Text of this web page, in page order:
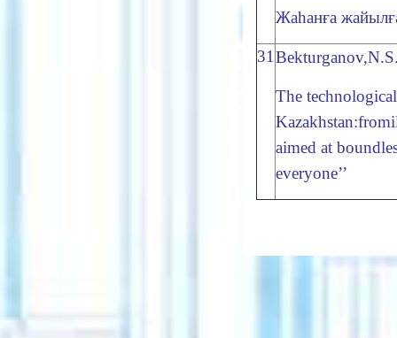
Жаһанға
31
The
aimed at
everyone’’